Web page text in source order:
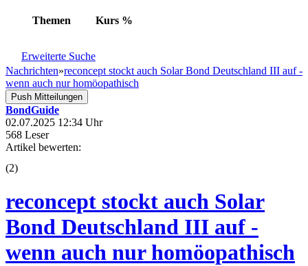
Themen Kurs %
Erweiterte Suche
Nachrichten»reconcept stockt auch Solar Bond Deutschland III auf -
wenn auch nur homöopathisch
Push Mitteilungen
BondGuide
02.07.2025 12:34 Uhr
568 Leser
Artikel bewerten:
(2)
reconcept stockt auch Solar
Bond Deutschland III auf -
wenn auch nur homöopathisch